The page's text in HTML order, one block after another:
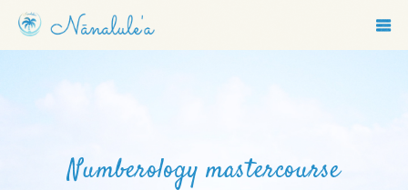
Numberology mastercourse